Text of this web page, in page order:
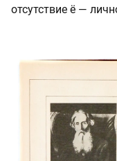
отсутствие ё —